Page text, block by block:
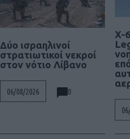
Δύο ισραηλινοί
στρατιωτικοί νεκροί
στον νότιο Λίβανο
06/08/2026 0
X-